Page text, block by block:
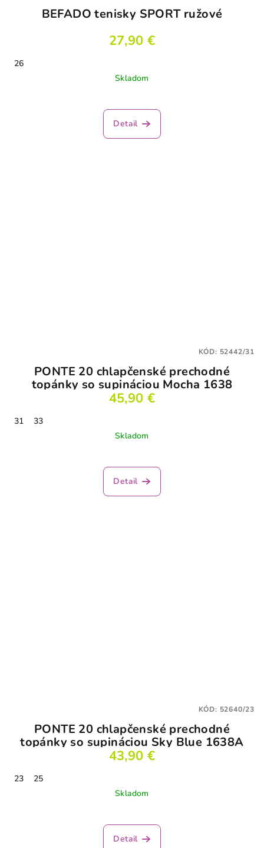
BEFADO tenisky SPORT ružové
27,90 €
26
Skladom
Detail
PONTE 20 chlapčenské prechodné
topánky so supináciou Mocha 1638
45,90 €
31
33
Skladom
Detail
KÓD: 52442/31
PONTE 20 chlapčenské prechodné
topánky so supináciou Sky Blue 1638A
43,90 €
23
25
Skladom
Detail
KÓD: 52640/23